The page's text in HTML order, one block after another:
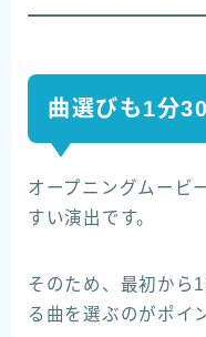
曲選びも1分
オープニングムービ
すい演出です。
そのため、最初から
る曲を選ぶのがポイ